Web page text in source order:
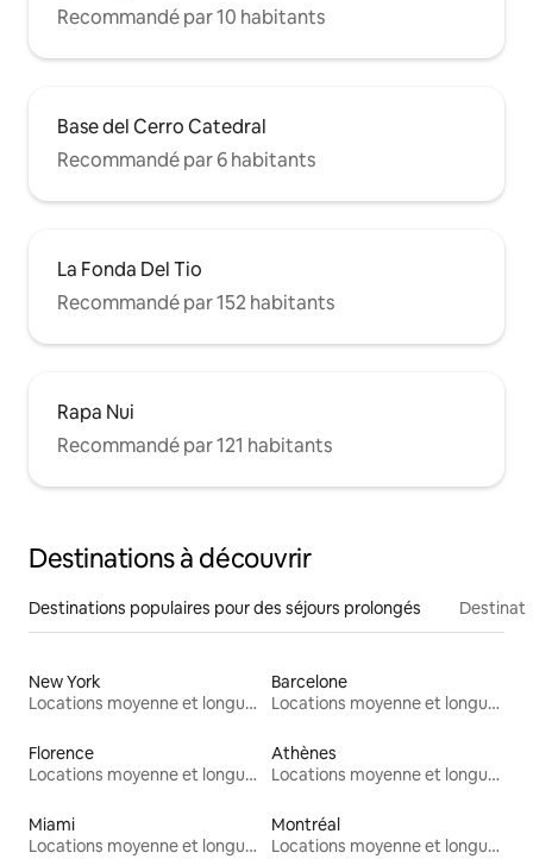
Recommandé par 10 habitants
Base del Cerro Catedral
Recommandé par 6 habitants
La Fonda Del Tio
Recommandé par 152 habitants
Rapa Nui
Recommandé par 121 habitants
Destinations à découvrir
Destinations populaires pour des séjours prolongés
New York
Locations moyenne et longue durée
Barcelone
Locations moyenne et longue durée
Florence
Locations moyenne et longue durée
Athènes
Locations moyenne et longue durée
Miami
Locations moyenne et longue durée
Montréal
Locations moyenne et longue durée